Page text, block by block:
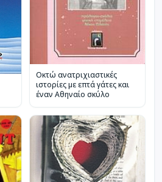
Οκτώ ανατριχιαστικές
ιστορίες με επτά γάτες και
έναν Αθηναίο σκύλο